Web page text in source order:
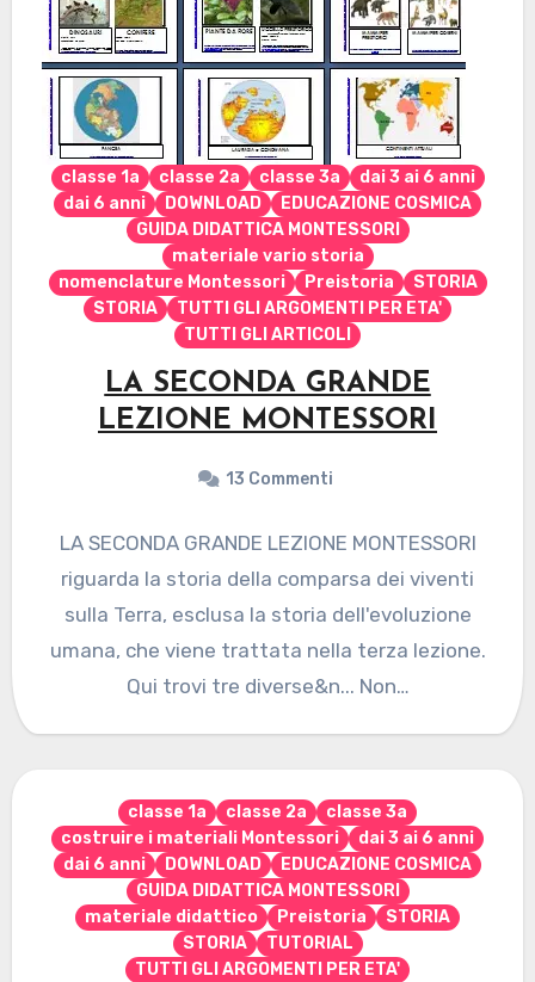
classe 1a classe 2a classe 3a
dai 3 ai 6 anni
dai 6 anni
DOWNLOAD
EDUCAZIONE COSMICA
GUIDA DIDATTICA MONTESSORI
materiale vario storia
nomenclature Montessori
Preistoria
STORIA
STORIA
TUTTI GLI ARGOMENTI PER ETA'
TUTTI GLI ARTICOLI
LA SECONDA GRANDE
LEZIONE MONTESSORI
13 Commenti
LA SECONDA GRANDE LEZIONE MONTESSORI
riguarda la storia della comparsa dei viventi
sulla Terra, esclusa la storia dell'evoluzione
umana, che viene trattata nella terza lezione.
Qui trovi tre diverse&n... Non…
classe 1a classe 2a
classe 3a
costruire i materiali Montessori
dai 3 ai 6 anni
dai 6 anni
DOWNLOAD
EDUCAZIONE COSMICA
GUIDA DIDATTICA MONTESSORI
materiale didattico
Preistoria
STORIA
STORIA
TUTORIAL
TUTTI GLI ARGOMENTI PER ETA'